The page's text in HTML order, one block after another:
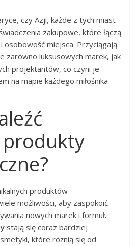
czy Azji, każde z tych miast
zakupowe, które łączą
osobowość miejsca. Przyciągają
zarówno luksusowych marek, jak
projektantów, co czyni je
na mapie każdego miłośnika
produktów
możliwości, aby zaspokoić
nowych marek i formuł.
stają się coraz bardziej
które różnią się od